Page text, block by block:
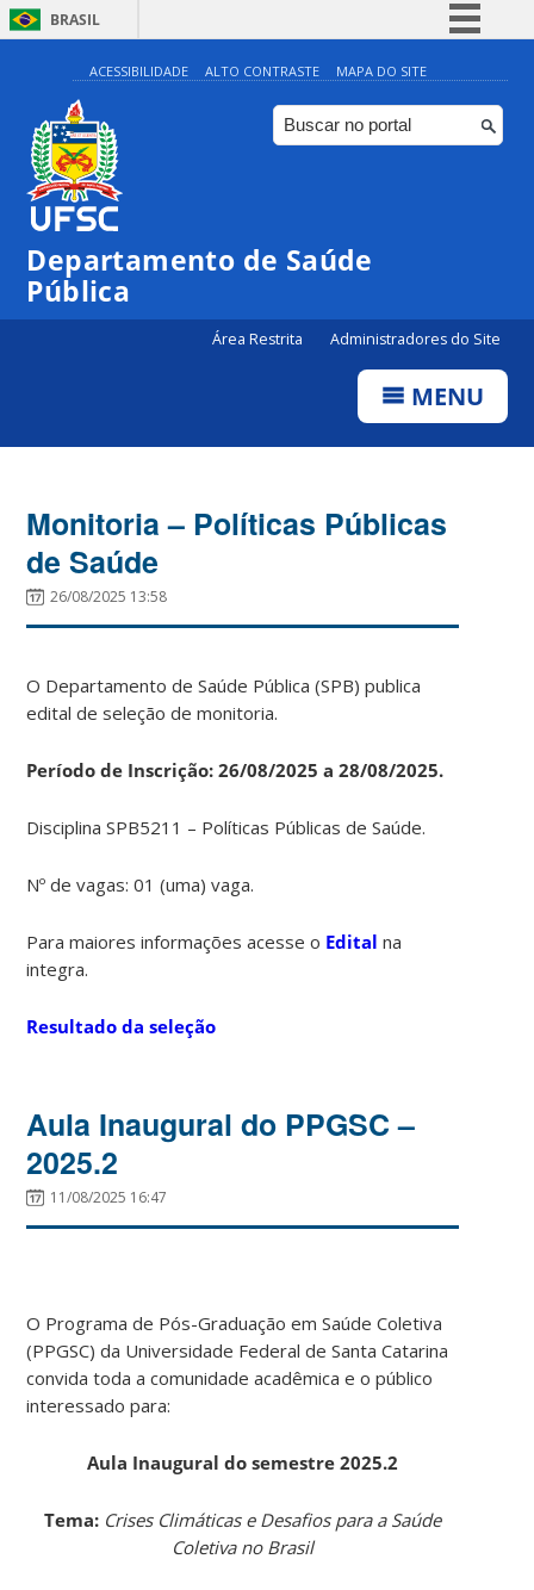
BRASIL
Simplifique!
Comunica BR
Participe
Canais
ACESSIBILIDADE ALTO CONTRASTE MAPA DO SITE
Departamento de Saúde
Pública
Área Restrita Administradores do Site
MENU
Monitoria – Políticas Públicas
de Saúde
26/08/2025 13:58
O Departamento de Saúde Pública (SPB) publica
edital de seleção de monitoria.
Período de Inscrição: 26/08/2025 a 28/08/2025.
Disciplina SPB5211 – Políticas Públicas de Saúde.
Nº de vagas: 01 (uma) vaga.
Para maiores informações acesse o Edital na
integra.
Resultado da seleção
Aula Inaugural do PPGSC –
2025.2
11/08/2025 16:47
O Programa de Pós-Graduação em Saúde Coletiva
(PPGSC) da Universidade Federal de Santa Catarina
convida toda a comunidade acadêmica e o público
interessado para:
Aula Inaugural do semestre 2025.2
Tema: Crises Climáticas e Desafios para a Saúde
Coletiva no Brasil